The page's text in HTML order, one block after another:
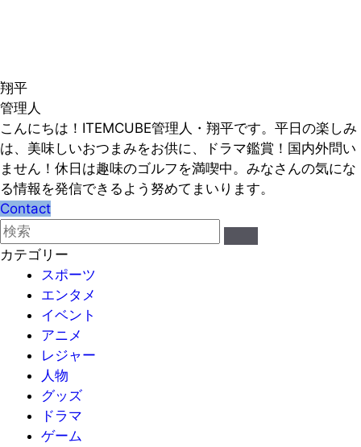
翔平
管理人
こんにちは！ITEMCUBE管理人・翔平です。平日の楽しみ
は、美味しいおつまみをお供に、ドラマ鑑賞！国内外問い
ません！休日は趣味のゴルフを満喫中。みなさんの気にな
る情報を発信できるよう努めてまいります。
Contact
カテゴリー
スポーツ
エンタメ
イベント
アニメ
レジャー
人物
グッズ
ドラマ
ゲーム